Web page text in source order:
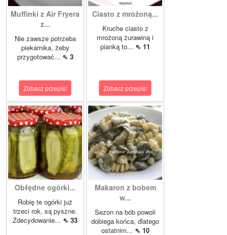
Muffinki z Air Fryera
z...
Nie zawsze potrzeba
piekarnika, żeby
przygotować... ⇖ 3
Zobacz przepis!
Ciasto z mrożoną...
Kruche ciasto z
mrożoną żurawiną i
pianką to... ⇖ 11
Zobacz przepis!
Obłędne ogórki...
Robię te ogórki już
trzeci rok, są pyszne.
Zdecydowanie... ⇖ 33
Makaron z bobem
w...
Sezon na bób powoli
dobiega końca, dlatego
ostatnim... ⇖ 10